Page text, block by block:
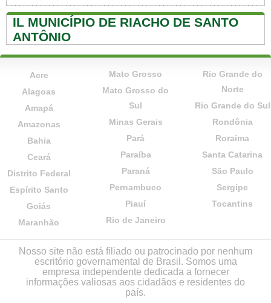
IL MUNICÍPIO DE RIACHO DE SANTO
ANTÔNIO
Acre
Alagoas
Amapá
Amazonas
Bahia
Ceará
Distrito Federal
Espírito Santo
Goiás
Maranhão
Mato Grosso
Mato Grosso do
Sul
Minas Gerais
Pará
Paraíba
Paraná
Pernambuco
Piauí
Rio de Janeiro
Rio Grande do
Norte
Rio Grande do Sul
Rondônia
Roraima
Santa Catarina
São Paulo
Sergipe
Tocantins
Nosso site não está filiado ou patrocinado por nenhum
escritório governamental de Brasil. Somos uma
empresa independente dedicada a fornecer
informações valiosas aos cidadãos e residentes do
país.